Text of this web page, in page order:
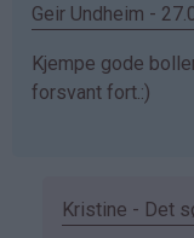
bekreftet)
Geir Undheim -
Kjempe gode
forsvant fort.:)
Kristine - Det